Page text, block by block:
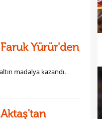
Yürür'den
madalya kazandı.